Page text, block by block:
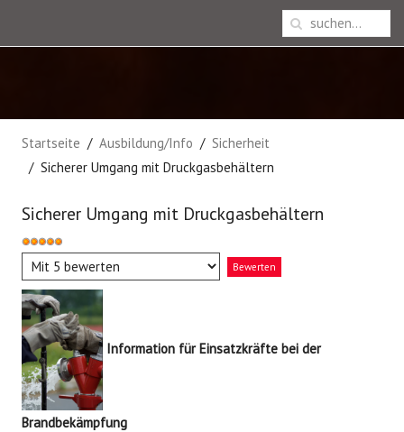
Startseite Ausbildung/Info
Sicherheit
Sicherer Umgang mit Druckgasbehältern
Sicherer Umgang mit Druckgasbehältern
Bewertung:
Bitte
bewerten
Information für Einsatzkräfte bei der
Brandbekämpfung